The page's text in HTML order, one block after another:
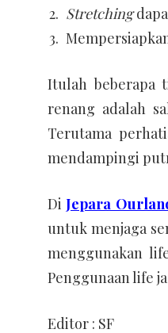
Stretching
Itulah beberapa
renang adalah
Terutama
mendampingi
DiJepara
untuk menjaga
menggunakan
Penggunaan life
Editor : SF